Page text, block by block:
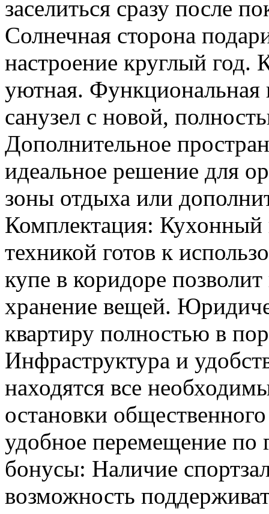
заселиться сразу после
Солнечная сторона
настроение круглый год.
уютная.
санузел с новой,
Дополнительное
идеальное решение для
зоны отдыха или
Комплектация: Кухонный
техникой готов к
купе в коридоре
хранение вещей.
квартиру полностью в
Инфраструктура и
находятся все
остановки
удобное перемещение по
бонусы: Наличие
возможность